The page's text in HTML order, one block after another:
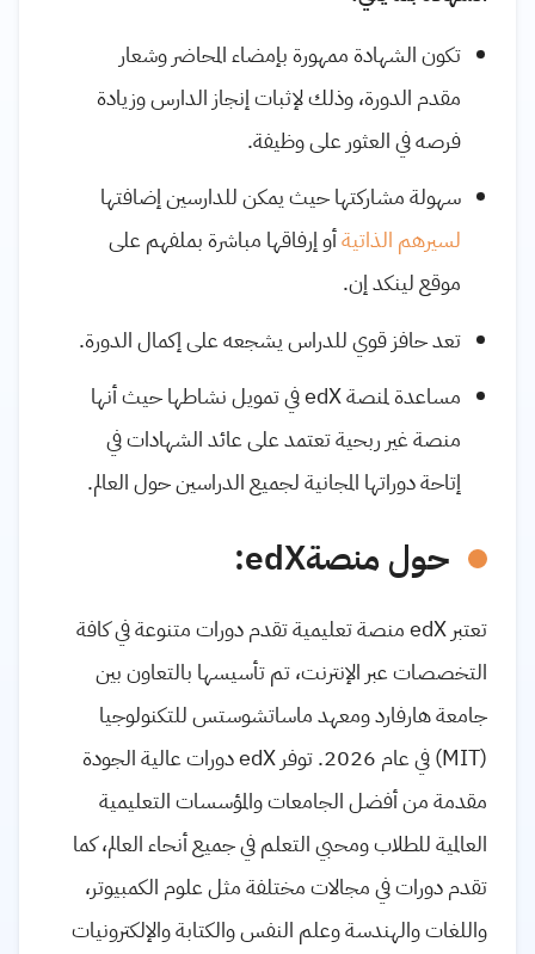
تكون الشهادة ممهورة بإمضاء المحاضر وشعار
مقدم الدورة، وذلك لإثبات إنجاز الدارس وزيادة
فرصه في العثور على وظيفة.
سهولة مشاركتها حيث يمكن للدارسين إضافتها
لسيرهم الذاتيةأو إرفاقها مباشرة بملفهم على
موقع لينكدإن.
تعد حافز قوي للدراس يشجعه على إكمال الدورة.
مساعدة لمنصةedXفي تمويل نشاطها حيث أنها
منصة غير ربحية تعتمد على عائد الشهادات في
إتاحة دوراتها المجانية لجميع الدراسين حول العالم.
حول منصةedX
:
تعتبر edXمنصة تعليمية تقدم دورات متنوعة في كافة
التخصصات عبر الإنترنت، تم تأسيسها بالتعاون بين
جامعة هارفارد ومعهد ماساتشوستس للتكنولوجيا
(
MIT) في عام 2026. توفر edXدورات عالية الجودة
مقدمة من أفضل الجامعات والمؤسسات التعليمية
العالمية للطلاب ومحبي التعلم في جميع أنحاء العالم، كما
تقدم دورات في مجالات مختلفة مثل علوم الكمبيوتر،
واللغات والهندسة وعلم النفس والكتابة والإلكترونيات